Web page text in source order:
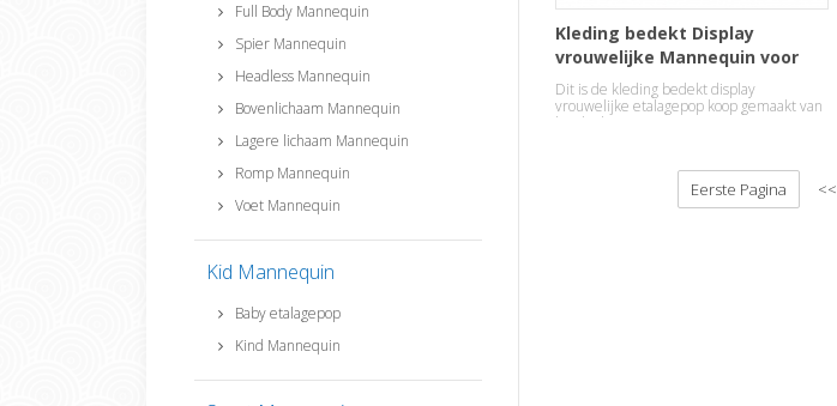
Full Body Mannequin
Spier Mannequin
Headless Mannequin
Bovenlichaam Mannequin
Lagere lichaam Mannequin
Romp Mannequin
Voet Mannequin
Kid Mannequin
Baby etalagepop
Kind Mannequin
Kleding bedekt Display
vrouwelijke Mannequin voor
verkoop
Dit is de kleding bedekt display
vrouwelijke etalagepop koop gemaakt van
hard schuim.
Eerste Pagina <<